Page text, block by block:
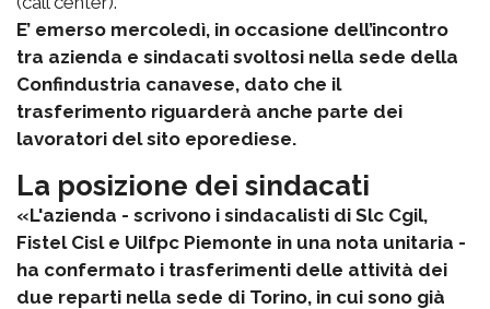
E’ emerso mercoledì, in occasione dell’incontro
tra azienda e sindacati svoltosi nella sede della
Confindustria canavese, dato che il
trasferimento riguarderà anche parte dei
lavoratori del sito eporediese.
La posizione dei sindacati
«L'azienda - scrivono i sindacalisti di Slc Cgil,
Fistel Cisl e Uilfpc Piemonte in una nota unitaria -
ha confermato i trasferimenti delle attività dei
due reparti nella sede di Torino, in cui sono già